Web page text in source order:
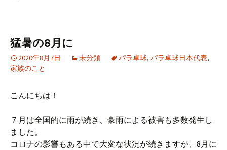
猛暑の8月に
2020年8月7日 未分類 パラ卓球, パラ卓球日本代表,
家族のこと
こんにちは！
７月は全国的に雨が続き、豪雨による被害も多数発生し
ました。
コロナの影響もある中で大変な状況が続きますが、8月に